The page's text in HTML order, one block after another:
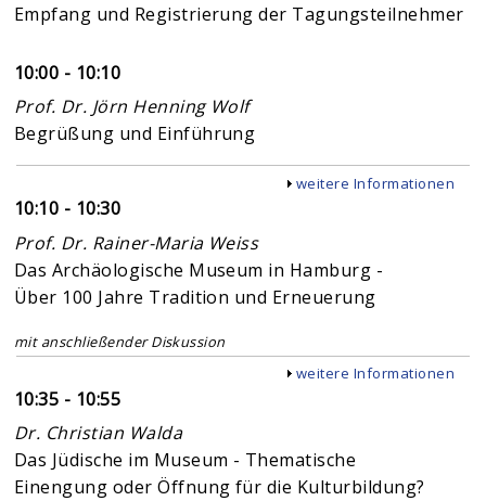
Empfang und Registrierung der Tagungsteilnehmer
10:00 - 10:10
Prof. Dr. Jörn Henning Wolf
Begrüßung und Einführung
Anzeigen
weitere Informationen
10:10 - 10:30
Prof. Dr. Rainer-Maria Weiss
Das Archäologische Museum in Hamburg -
Über 100 Jahre Tradition und Erneuerung
mit anschließender Diskussion
Anzeigen
weitere Informationen
10:35 - 10:55
Dr. Christian Walda
Das Jüdische im Museum - Thematische
Einengung oder Öffnung für die Kulturbildung?